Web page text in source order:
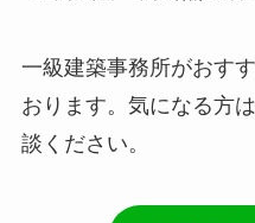
一級建築事務所がおす
おります。気になる方
談ください。